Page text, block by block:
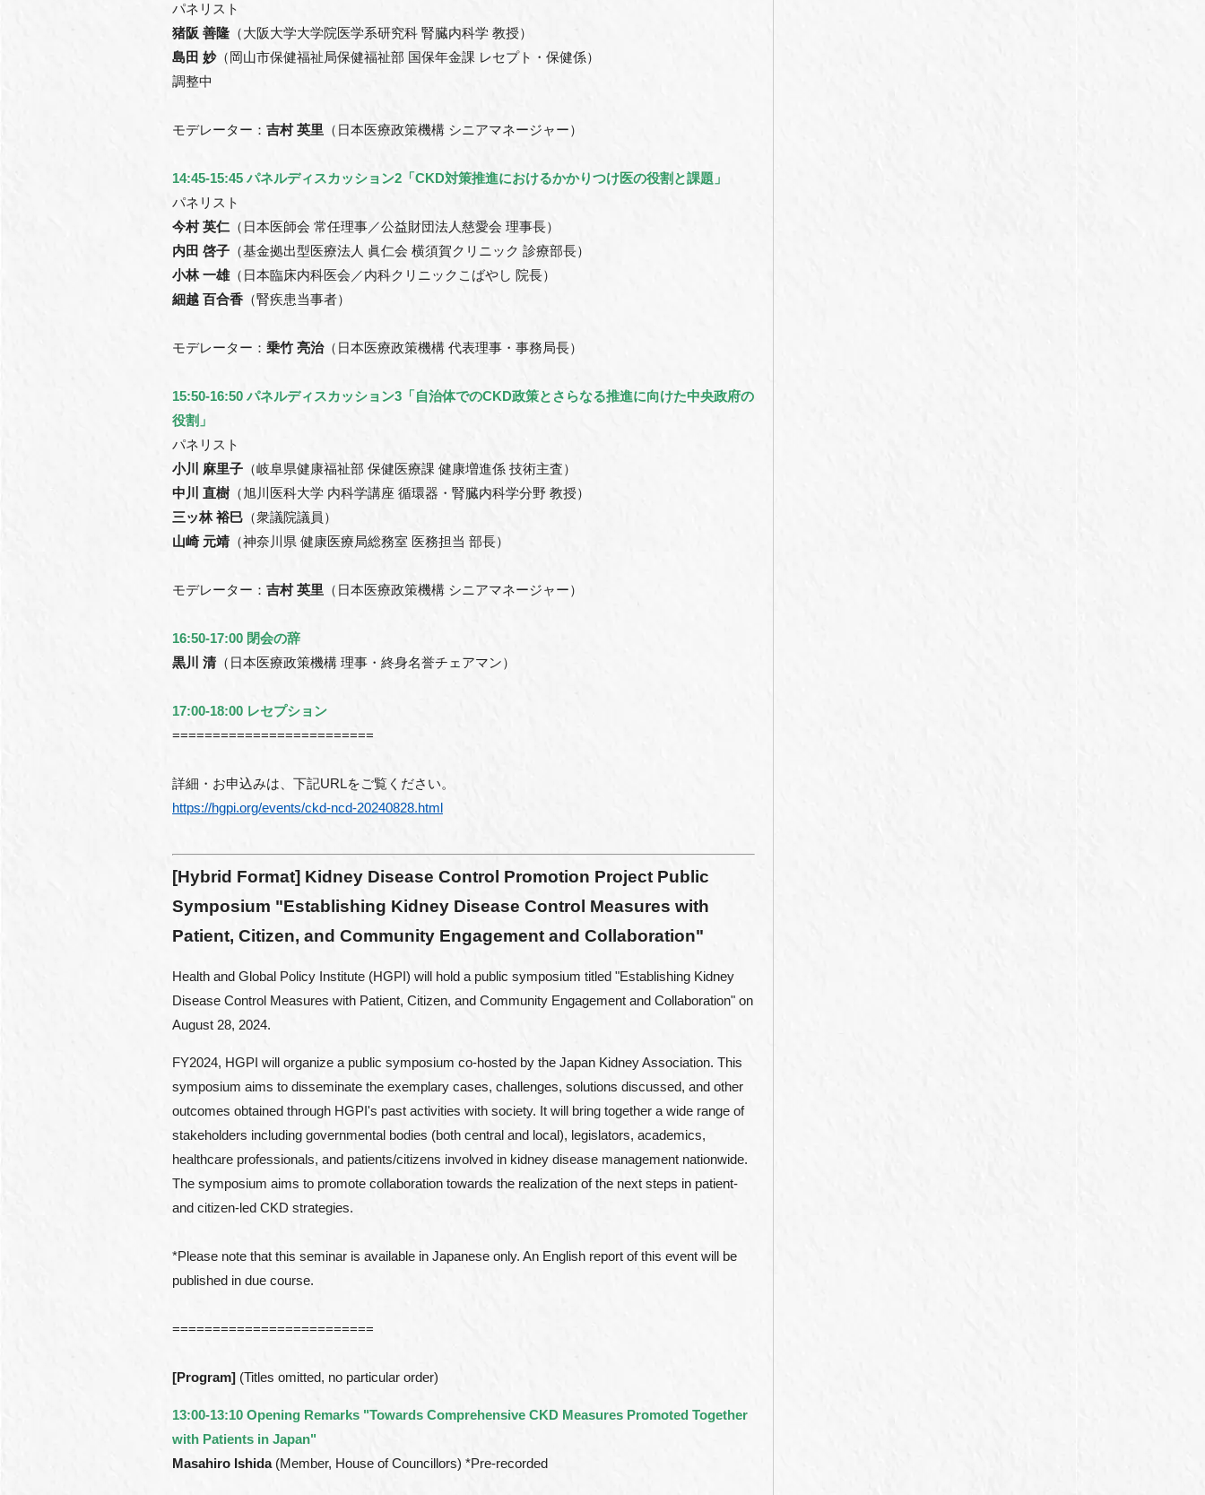
パネリスト
猪阪 善隆 （大阪大学大学院医学系研究科 腎臓内科学 教授）
島田 妙（岡山市保健福祉局保健福祉部 国保年金課 レセプト・保健係）
調整中
モデレーター： 吉村 英里 （日本医療政策機構 シニアマネージャー）
14:45-15:45 パネルディスカッション2「CKD対策推進におけるかかりつけ医の役割と課題」
パネリスト
今村 英仁 （日本医師会 常任理事／公益財団法人慈愛会 理事長）
内田 啓子 （基金拠出型医療法人 眞仁会 横須賀クリニック 診療部長）
小林 一雄（日本臨床内科医会／内科クリニックこばやし 院長）
細越 百合香 （腎疾患当事者）
モデレーター： 乗竹 亮治（日本医療政策機構 代表理事・事務局長）
15:50-16:50 パネルディスカッション3「自治体でのCKD政策とさらなる推進に向けた中央政府の
役割」
パネリスト
小川 麻里子 （岐阜県健康福祉部 保健医療課 健康増進係 技術主査）
中川 直樹（旭川医科大学 内科学講座 循環器・腎臓内科学分野 教授）
三ッ林 裕巳 （衆議院議員）
山崎 元靖 （神奈川県 健康医療局総務室 医務担当 部長）
モデレーター： 吉村 英里 （日本医療政策機構 シニアマネージャー）
16:50-17:00 閉会の辞
黒川 清（日本医療政策機構 理事・終身名誉チェアマン）
17:00-18:00 レセプション
=========================
詳細・お申込みは、下記URLをご覧ください。
https://hgpi.org/events/ckd-ncd-20240828.html
[Hybrid Format] Kidney Disease Control Promotion Project Public
Symposium "Establishing Kidney Disease Control Measures with
Patient, Citizen, and Community Engagement and Collaboration"
Health and Global Policy Institute (HGPI) will hold a public symposium titled "Establishing Kidney
Disease Control Measures with Patient, Citizen, and Community Engagement and Collaboration" on
August 28, 2024.
FY2024, HGPI will organize a public symposium co-hosted by the Japan Kidney Association. This
symposium aims to disseminate the exemplary cases, challenges, solutions discussed, and other
outcomes obtained through HGPI's past activities with society. It will bring together a wide range of
stakeholders including governmental bodies (both central and local), legislators, academics,
healthcare professionals, and patients/citizens involved in kidney disease management nationwide.
The symposium aims to promote collaboration towards the realization of the next steps in patient-
and citizen-led CKD strategies.
*Please note that this seminar is available in Japanese only. An English report of this event will be
published in due course.
=========================
[Program] (Titles omitted, no particular order)
13:00-13:10 Opening Remarks "Towards Comprehensive CKD Measures Promoted Together
with Patients in Japan"
Masahiro Ishida(Member, House of Councillors) *Pre-recorded